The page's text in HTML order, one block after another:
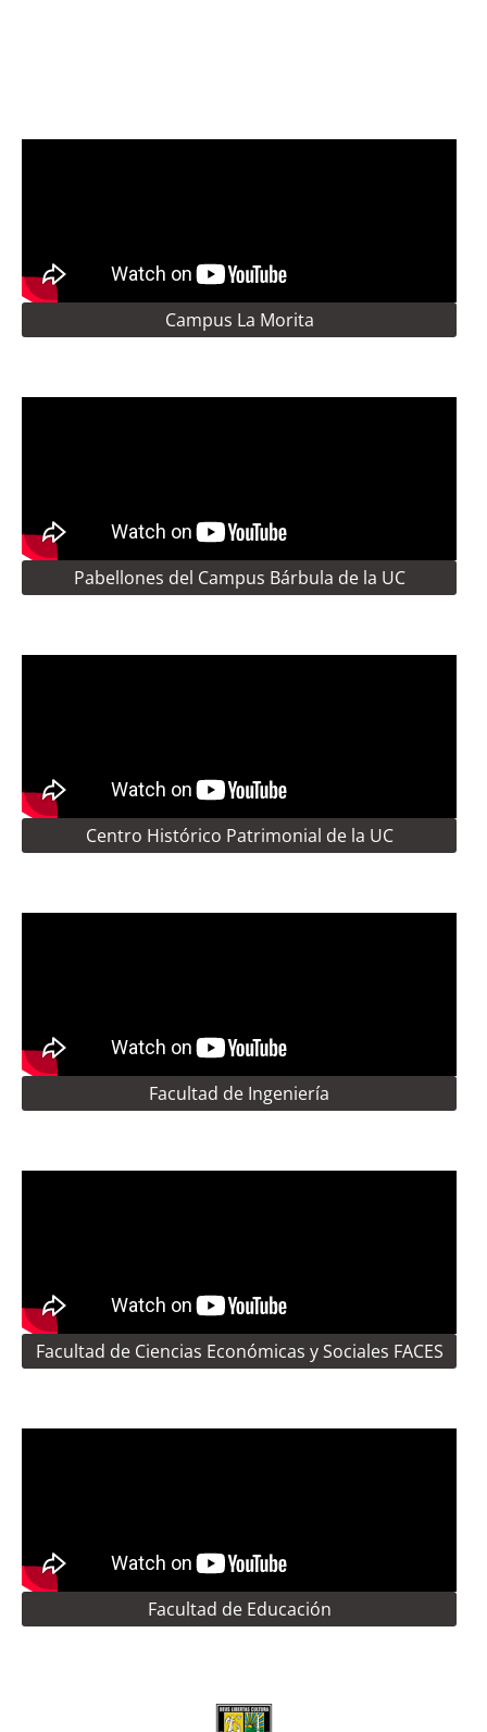
Campus La Morita
Pabellones del Campus Bárbula de la UC
Centro Histórico Patrimonial de la UC
Facultad de Ingeniería
Facultad de Ciencias Económicas y Sociales FACES
Facultad de Educación